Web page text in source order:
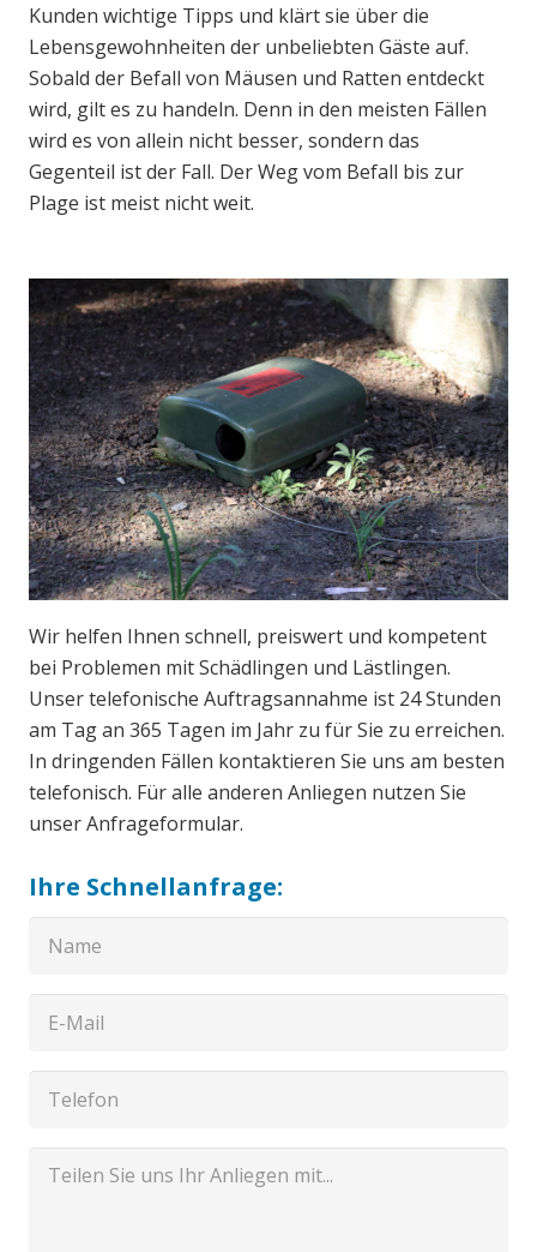
Kunden wichtige Tipps und klärt sie über die
Lebensgewohnheiten der unbeliebten Gäste auf.
Sobald der Befall von Mäusen und Ratten entdeckt
wird, gilt es zu handeln. Denn in den meisten Fällen
wird es von allein nicht besser, sondern das
Gegenteil ist der Fall. Der Weg vom Befall bis zur
Plage ist meist nicht weit.
Wir helfen Ihnen schnell, preiswert und kompetent
bei Problemen mit Schädlingen und Lästlingen.
Unser telefonische Auftragsannahme ist 24 Stunden
am Tag an 365 Tagen im Jahr zu für Sie zu erreichen.
In dringenden Fällen kontaktieren Sie uns am besten
telefonisch. Für alle anderen Anliegen nutzen Sie
unser Anfrageformular.
Ihre Schnellanfrage: